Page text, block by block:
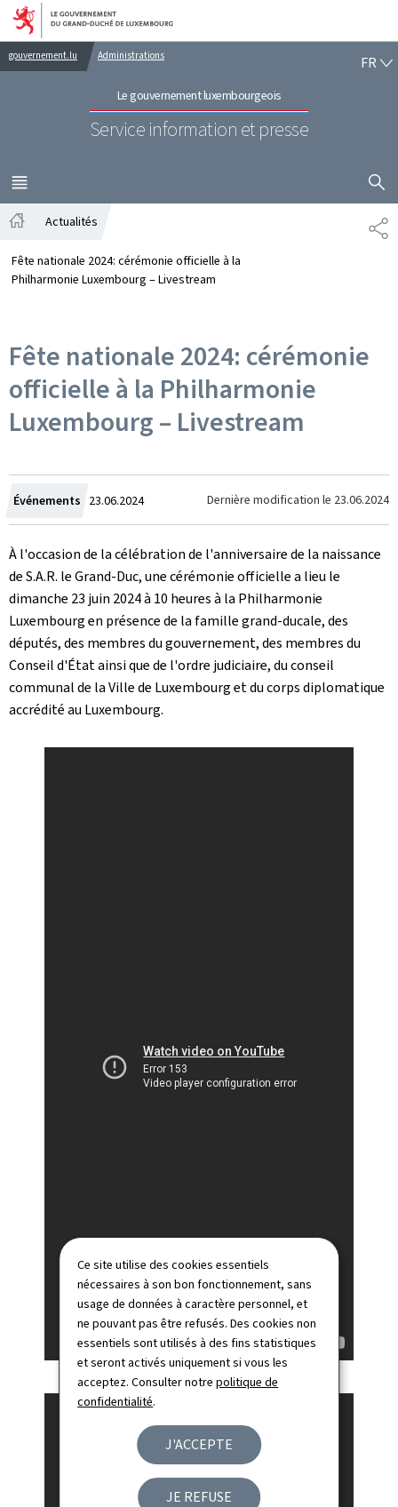
Ce site utilise des cookies essentiels
nécessaires à son bon fonctionnement, sans
usage de données à caractère personnel, et
ne pouvant pas être refusés. Des cookies non
essentiels sont utilisés à des fins statistiques
et seront activés uniquement si vous les
acceptez. Consulter notrepolitique de
confidentialité.
J'ACCEPTE
JE REFUSE
Aller au menu principal
Aller au contenu
gouvernement.lu Administrations
Le gouvernement luxembourgeois
Service information et presse
FR
MENU
PRINCIPAL
Actualités
Fête nationale 2024: cérémonie officielle à la
Philharmonie Luxembourg – Livestream
Fête nationale 2024: cérémonie
officielle à la Philharmonie
Luxembourg – Livestream
Événements Crée
le
23.06.2024 Dernière modification le 23.06.2024
À l'occasion de la célébration de l'anniversaire de la naissance
de S.A.R. le Grand-Duc, une cérémonie officielle a lieu le
dimanche 23 juin 2024 à 10 heures à la Philharmonie
Luxembourg en présence de la famille grand-ducale, des
députés, des membres du gouvernement, des membres du
Conseil d'État ainsi que de l'ordre judiciaire, du conseil
communal de la Ville de Luxembourg et du corps diplomatique
accrédité au Luxembourg.